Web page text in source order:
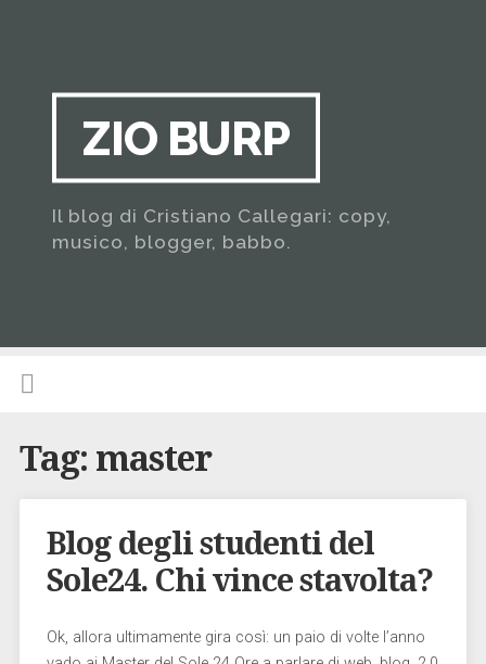
ZIO BURP
Il blog di Cristiano Callegari: copy,
musico, blogger, babbo.
Tag: master
Blog degli studenti del
Sole24. Chi vince stavolta?
Ok, allora ultimamente gira così: un paio di volte l’anno